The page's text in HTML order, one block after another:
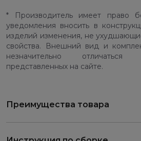
* Производитель имеет право
уведомления вносить в
изделий изменения, не
свойства. Внешний вид и
незначительно
представленных на сайте.
Преимущества товара